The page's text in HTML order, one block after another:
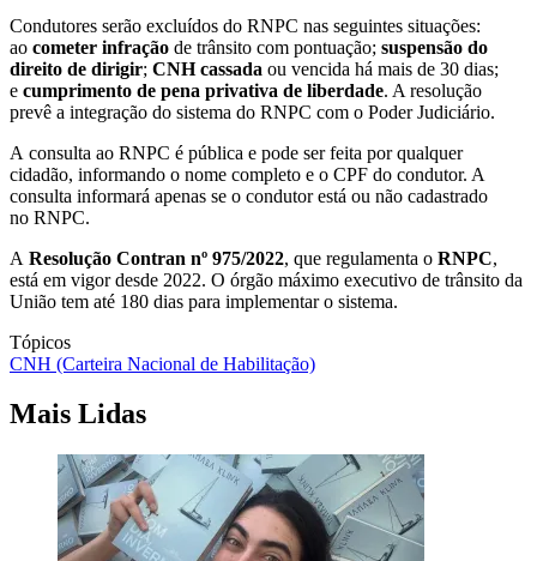
Condutores serão excluídos do RNPC nas seguintes situações:
ao cometer infração de trânsito com pontuação; suspensão do
direito de dirigir; CNH cassada ou vencida há mais de 30 dias;
e cumprimento de pena privativa de liberdade. A resolução
prevê a integração do sistema do RNPC com o Poder Judiciário.
A consulta ao RNPC é pública e pode ser feita por qualquer
cidadão, informando o nome completo e o CPF do condutor. A
consulta informará apenas se o condutor está ou não cadastrado
no RNPC.
A Resolução Contran nº 975/2022, que regulamenta o RNPC,
está em vigor desde 2022. O órgão máximo executivo de trânsito da
União tem até 180 dias para implementar o sistema.
Tópicos
CNH (Carteira Nacional de Habilitação)
Mais Lidas